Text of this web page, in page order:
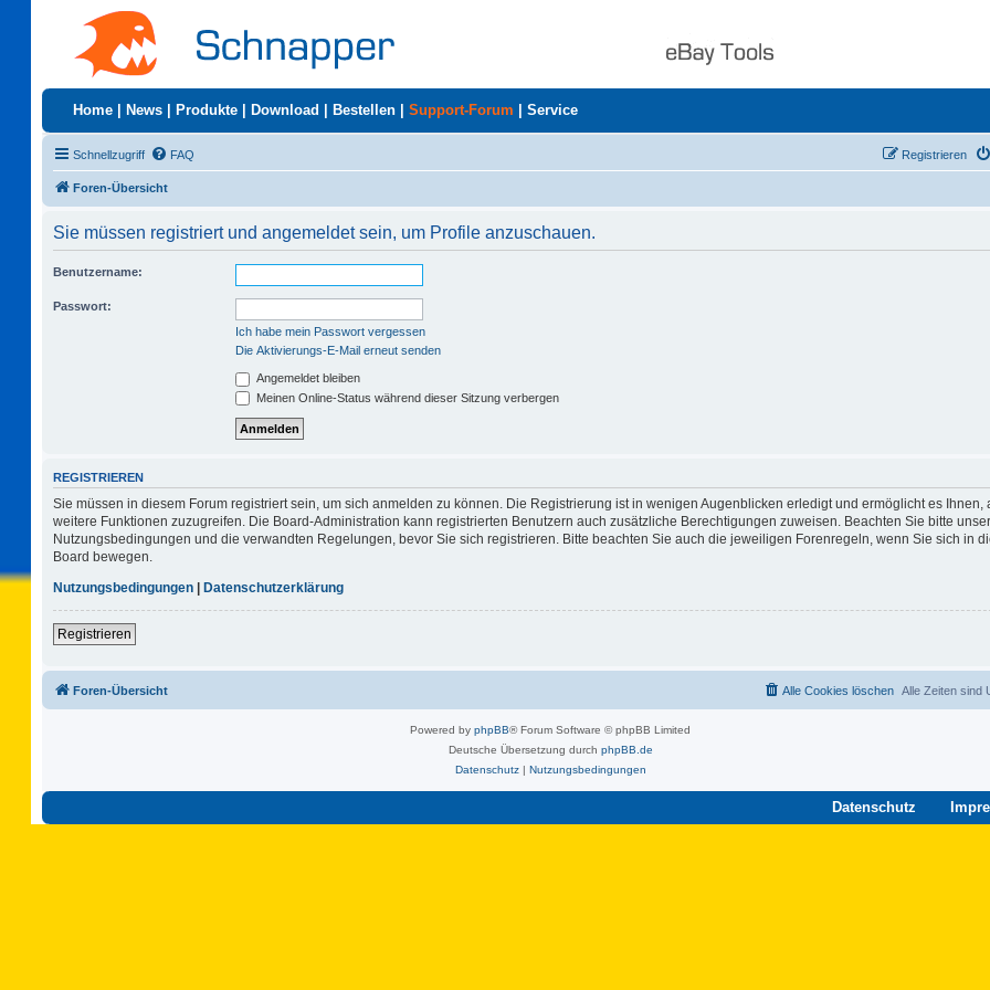
Home News Produkte Download Bestellen Support-Forum Service
Schnellzugriff FAQ Registrieren
Foren-Übersicht
Sie müssen registriert und angemeldet sein, um Profile anzuschauen.
Benutzername:
Passwort:
Ich habe mein Passwort vergessen
Die Aktivierungs-E-Mail erneut senden
Angemeldet bleiben
Meinen Online-Status während dieser Sitzung verbergen
REGISTRIEREN
Sie müssen in diesem Forum registriert sein, um sich anmelden zu können. Die Registrierung ist in wenigen Augenblicken erledigt und ermöglicht es Ihnen,
weitere Funktionen zuzugreifen. Die Board-Administration kann registrierten Benutzern auch zusätzliche Berechtigungen zuweisen. Beachten Sie bitte
Nutzungsbedingungen und die verwandten Regelungen, bevor Sie sich registrieren. Bitte beachten Sie auch die jeweiligen Forenregeln, wenn Sie sich in
Board bewegen.
Nutzungsbedingungen | Datenschutzerklärung
Registrieren
Foren-Übersicht Alle Zeiten sind
Alle Cookies löschen
Powered by phpBB® Forum Software © phpBB Limited
Deutsche Übersetzung durch phpBB.de
Datenschutz| Nutzungsbedingungen
Datenschutz